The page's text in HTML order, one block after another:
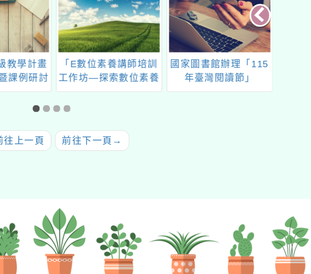
教學計畫
課例研討
「E數位素養講師培訓
工作坊—探索數位素養
新篇章」
國家圖書館辦理「115
年臺灣閱讀節」
往上一頁 前往下一頁 →